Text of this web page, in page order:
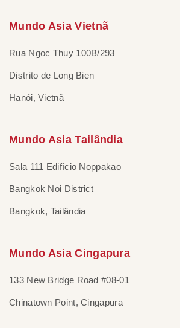
Mundo Asia Vietnã
Rua Ngoc Thuy 100B/293
Distrito de Long Bien
Hanói, Vietnã
Mundo Asia Tailândia
Sala 111 Edifício Noppakao
Bangkok Noi District
Bangkok, Tailândia
Mundo Asia Cingapura
133 New Bridge Road #08-01
Chinatown Point, Cingapura